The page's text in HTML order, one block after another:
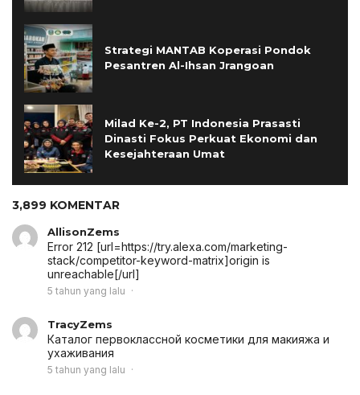
Strategi MANTAB Koperasi Pondok
Pesantren Al-Ihsan Jrangoan
Milad Ke-2, PT Indonesia Prasasti
Dinasti Fokus Perkuat Ekonomi dan
Kesejahteraan Umat
3,899 KOMENTAR
AllisonZems
Error 212 [url=https://try.alexa.com/marketing-
stack/competitor-keyword-matrix]origin is
unreachable[/url]
5 tahun yang lalu
TracyZems
Каталог первоклассной косметики для макияжа и
ухаживания
5 tahun yang lalu